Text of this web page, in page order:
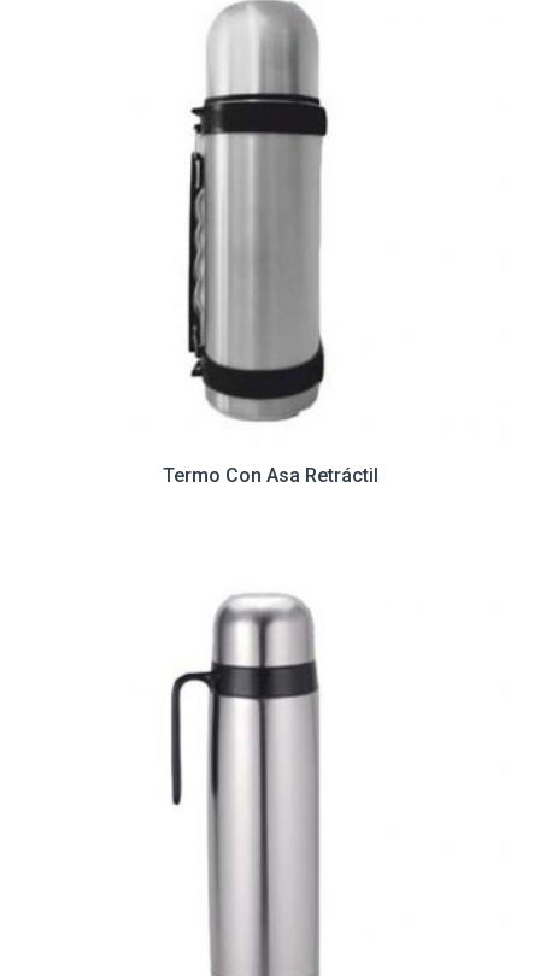
Termo Con Asa Retráctil